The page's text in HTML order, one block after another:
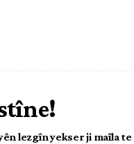
lezgîn yekser ji maîla